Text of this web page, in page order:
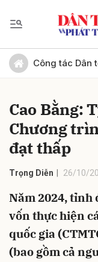
Công tác Dân
Cao Bằng:
Chương
đạt thấp
Trọng Diễn 26/10/
Năm 2024, tỉnh
vốn thực hiện
quốc gia
(bao gồm cả
Gửi bình luận